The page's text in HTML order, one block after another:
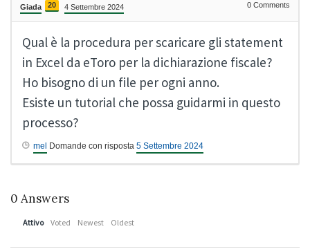
Giada 20 4 Settembre 2024 0 Comments
Qual è la procedura per scaricare gli statement
in Excel da eToro per la dichiarazione fiscale?
Ho bisogno di un file per ogni anno.
Esiste un tutorial che possa guidarmi in questo
processo?
mel Domande con risposta 5 Settembre 2024
0 Answers
Attivo Voted Newest Oldest